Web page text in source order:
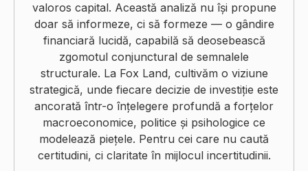
valoros capital. Această analiză nu își propune
doar să informeze, ci să formeze — o gândire
financiară lucidă, capabilă să deosebească
zgomotul conjunctural de semnalele
structurale. La Fox Land, cultivăm o viziune
strategică, unde fiecare decizie de investiție este
ancorată într-o înțelegere profundă a forțelor
macroeconomice, politice și psihologice ce
modelează piețele. Pentru cei care nu caută
certitudini, ci claritate în mijlocul incertitudinii.